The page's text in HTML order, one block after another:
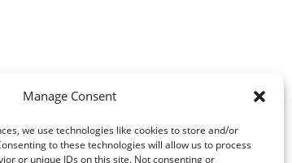
Manage Consent
we use technologies like cookies to store and/or
to these technologies will allow us to process
or unique IDs on this site. Not consenting or